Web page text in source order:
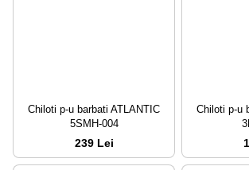
Chiloti p-u barbati ATLANTIC
5SMH-004
239 Lei
Chiloti p-u